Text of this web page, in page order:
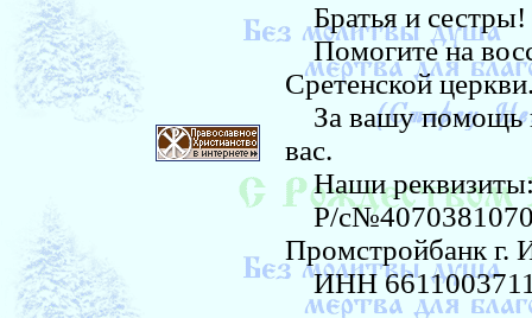
Братья и сестры!
Помогите на
Сретенской
За вашу помощь
вас.
Наши
Р/
Промстройбанк г.
ИНН